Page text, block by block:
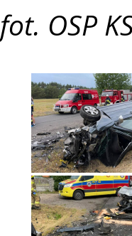
fot. OSP